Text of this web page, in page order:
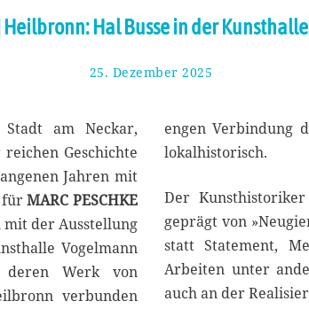
Hal Busse in der
25. Dezember 2025
a
u
r
2
0
2
6
am Neckar,
Geschichte
Jahren mit
fürMARC PESCHKE
mit der Ausstellung
Vogelmann
deren Werk von
verbunden
engen Verbindung
lokalhistorisch.
Der
geprägt von
statt Statement,
Arbeiten unter
auch an der